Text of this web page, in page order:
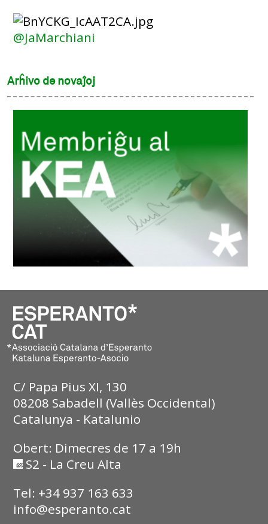
@JaMarchiani
Arĥivo de novaĵoj
C/ Papa Pius XI, 130
08208 Sabadell (Vallès Occidental)
Catalunya - Katalunio
Obert: Dimecres de 17 a 19h
S2 - La Creu Alta
Tel: +34 937 163 633
info@esperanto.cat